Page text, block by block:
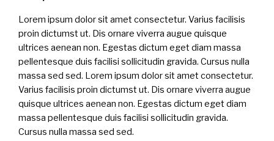
Lorem ipsum dolor sit amet consectetur. Varius facilisis
proin dictumst ut. Dis ornare viverra augue quisque
ultrices aenean non. Egestas dictum eget diam massa
pellentesque duis facilisi sollicitudin gravida. Cursus nulla
massa sed sed. Lorem ipsum dolor sit amet consectetur.
Varius facilisis proin dictumst ut. Dis ornare viverra augue
quisque ultrices aenean non. Egestas dictum eget diam
massa pellentesque duis facilisi sollicitudin gravida.
Cursus nulla massa sed sed.